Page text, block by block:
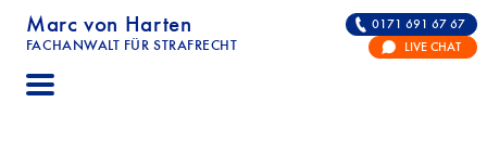
Marc von Harten
FACHANWALT FÜR STRAFRECHT
STRAFRECHT | RECHTSANWALT FÜR DIE
0171 691 67 67
LIVE CHAT